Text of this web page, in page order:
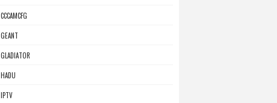
CCCAMCFG
GEANT
GLADIATOR
HADU
IPTV